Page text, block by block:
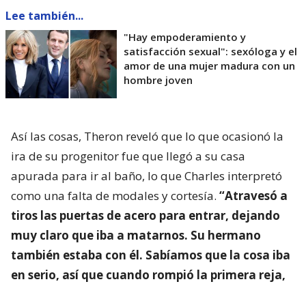
Lee también...
"Hay empoderamiento y
satisfacción sexual": sexóloga y el
amor de una mujer madura con un
hombre joven
Así las cosas, Theron reveló que lo que ocasionó la
ira de su progenitor fue que llegó a su casa
apurada para ir al baño, lo que Charles interpretó
como una falta de modales y cortesía. “Atravesó a
tiros las puertas de acero para entrar, dejando
muy claro que iba a matarnos. Su hermano
también estaba con él. Sabíamos que la cosa iba
en serio, así que cuando rompió la primera reja,